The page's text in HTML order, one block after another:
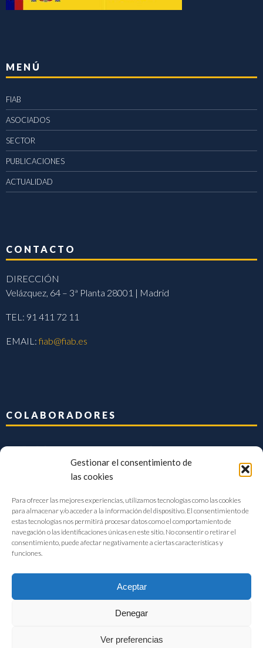
Gestionar el consentimiento de
las cookies
Para ofrecer las mejores experiencias, utilizamos tecnologías como las cookies
para almacenar y/o acceder a la información del dispositivo. El consentimiento de
estas tecnologías nos permitirá procesar datos como el comportamiento de
navegación o las identificaciones únicas en este sitio. No consentir o retirar el
consentimiento, puede afectar negativamente a ciertas características y
funciones.
Aceptar
Denegar
Ver preferencias
MENÚ
FIAB
ASOCIADOS
SECTOR
PUBLICACIONES
ACTUALIDAD
CONTACTO
DIRECCIÓN
Velázquez, 64 – 3ª Planta 28001 | Madrid
TEL: 91 411 72 11
EMAIL:fiab@fiab.es
COLABORADORES
FIAB Federación Española de Industrias de la Alimentación y Bebidas